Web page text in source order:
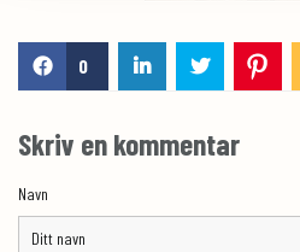
0
Skriv en kommentar
Navn